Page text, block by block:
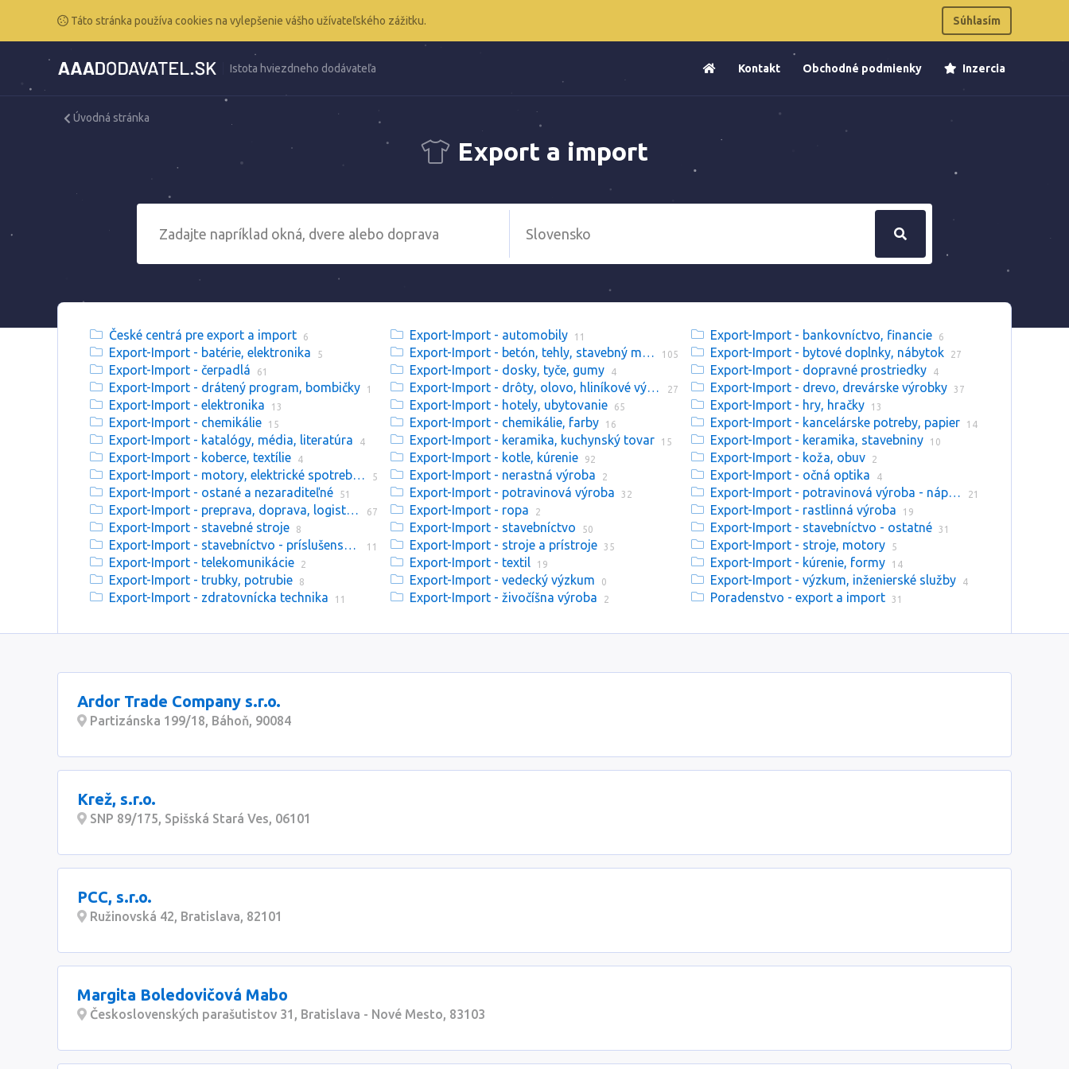
Táto stránka používa cookies na vylepšenie vášho užívateľského zážitku. Súhlasím
Istota hviezdneho dodávateľa Kontakt Obchodné podmienky Inzercia
Úvodná stránka
Export a import
České centrá pre export a import 6 Export-Import - automobily 11 Export-Import - bankovníctvo, financie 6
Export-Import - batérie, elektronika 5 Export-Import - betón, tehly, stavebný materiál 105 Export-Import - bytové doplnky, nábytok 27
Export-Import - čerpadlá 61 Export-Import - dosky, tyče, gumy 4 Export-Import - dopravné prostriedky 4
Export-Import - drátený program, bombičky 1 Export-Import - drôty, olovo, hliníkové výrobky 27 Export-Import - drevo, drevárske výrobky 37
Export-Import - elektronika 13 Export-Import - hotely, ubytovanie 65 Export-Import - hry, hračky 13
Export-Import - chemikálie 15 Export-Import - chemikálie, farby 16 Export-Import - kancelárske potreby, papier 14
Export-Import - katalógy, média, literatúra 4 Export-Import - keramika, kuchynský tovar 15 Export-Import - keramika, stavebniny 10
Export-Import - koberce, textílie 4 Export-Import - kotle, kúrenie 92 Export-Import - koža, obuv 2
Export-Import - motory, elektrické spotrebiče 5 Export-Import - nerastná výroba 2 Export-Import - očná optika 4
Export-Import - ostané a nezaraditeľné 51 Export-Import - potravinová výroba 32 Export-Import - potravinová výroba - nápoje 21
Export-Import - preprava, doprava, logistika 67 Export-Import - ropa 2 Export-Import - rastlinná výroba 19
Export-Import - stavebné stroje 8 Export-Import - stavebníctvo 50 Export-Import - stavebníctvo - ostatné 31
Export-Import - stavebníctvo - príslušenstvo 11 Export-Import - stroje a prístroje 35 Export-Import - stroje, motory 5
Export-Import - telekomunikácie 2 Export-Import - textil 19 Export-Import - kúrenie, formy 14
Export-Import - trubky, potrubie 8 Export-Import - vedecký výzkum 0 Export-Import - výzkum, inženierské služby 4
Export-Import - zdratovnícka technika 11 Export-Import - živočíšna výroba 2 Poradenstvo - export a import 31
Ardor Trade Company s.r.o.
Partizánska 199/18, Báhoň, 90084
Krež, s.r.o.
SNP 89/175, Spišská Stará Ves, 06101
PCC, s.r.o.
Ružinovská 42, Bratislava, 82101
Margita Boledovičová Mabo
Československých parašutistov 31, Bratislava - Nové Mesto, 83103